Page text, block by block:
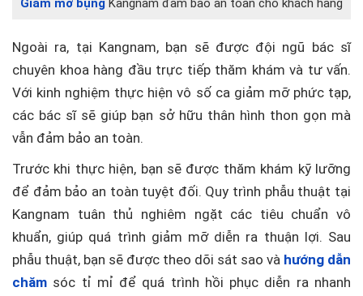
Giảm mỡ bụng Kangnam đảm bảo an toàn cho khách hàng
Ngoài ra, tại Kangnam, bạn sẽ được đội ngũ bác sĩ
chuyên khoa hàng đầu trực tiếp thăm khám và tư vấn.
Với kinh nghiệm thực hiện vô số ca giảm mỡ phức tạp,
các bác sĩ sẽ giúp bạn sở hữu thân hình thon gọn mà
vẫn đảm bảo an toàn.
Trước khi thực hiện, bạn sẽ được thăm khám kỹ lưỡng
để đảm bảo an toàn tuyệt đối. Quy trình phẫu thuật tại
Kangnam tuân thủ nghiêm ngặt các tiêu chuẩn vô
khuẩn, giúp quá trình giảm mỡ diễn ra thuận lợi. Sau
phẫu thuật, bạn sẽ được theo dõi sát sao và hướng dẫn
chăm sóc tỉ mỉ để quá trình hồi phục diễn ra nhanh